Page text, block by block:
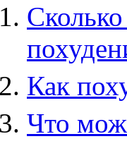
Как
Что